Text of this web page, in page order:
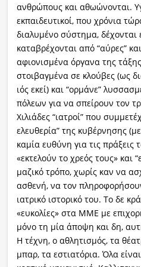
ανθρώπους και αθωώνονται.
εκπαιδευτικοί, που χρόνια
διαλυμένο σύστημα, δέχονται
καταβρέχονται από “αύρες”
αφιονισμένα όργανα της
στοιβαγμένα σε κλούβες (ως
ιός εκεί) και “ορμάνε”
πόλεων για να σπείρουν τον
Χιλιάδες “ιατροί” που
ελευθερία” της κυβέρνησης
καμία ευθύνη για τις πράξεις
«εκτελούν το χρεός τους» και
μαζικό τρόπο, χωρίς καν να
ασθενή, να τον
ιατρικό ιστορικό του. Το δε
«ευκολίες» στα ΜΜΕ με
μόνο τη μία άποψη και δη,
Η τέχνη, ο αθλητισμός, τα
μπαρ, τα εστιατόρια. Όλα